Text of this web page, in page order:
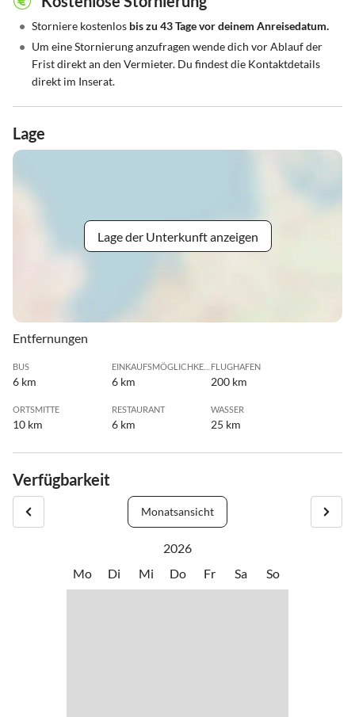
• Storniere kostenlos bis zu 43 Tage vor deinem Anreisedatum.
• Um eine Stornierung anzufragen wende dich vor Ablauf der
Frist direkt an den Vermieter. Du findest die Kontaktdetails
direkt im Inserat.
Lage
Lage der Unterkunft anzeigen
Entfernungen
BUS
6 km
EINKAUFSMÖGLICHKEIT
6 km
FLUGHAFEN
200 km
ORTSMITTE
10 km
RESTAURANT
6 km
WASSER
25 km
Verfügbarkeit
Monatsansicht
2026
Mo
Di Mi Do Fr Sa So